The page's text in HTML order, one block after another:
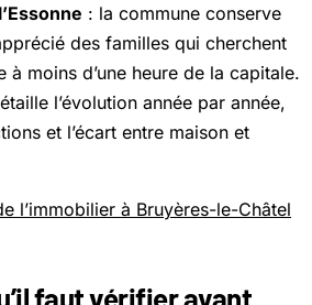
: la commune conserve
des familles qui cherchent
à moins d’une heure de la capitale.
l’évolution année par année,
et l’écart entre maison et
l’immobilier à Bruyères-le-Châtel
faut vérifier avant